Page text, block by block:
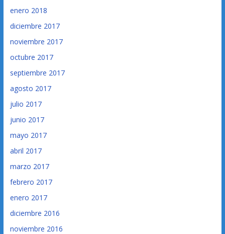
enero 2018
diciembre 2017
noviembre 2017
octubre 2017
septiembre 2017
agosto 2017
julio 2017
junio 2017
mayo 2017
abril 2017
marzo 2017
febrero 2017
enero 2017
diciembre 2016
noviembre 2016